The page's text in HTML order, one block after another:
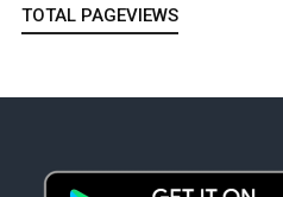
TOTAL PAGEVIEWS